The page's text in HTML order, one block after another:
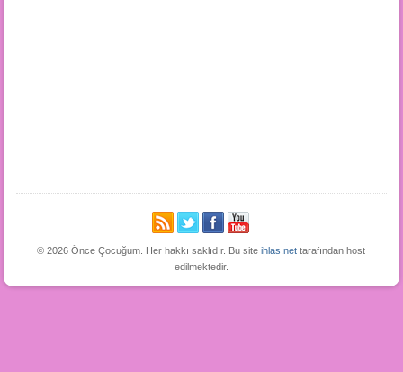
© 2026 Önce Çocuğum. Her hakkı saklıdır. Bu siteihlas.net tarafından host
edilmektedir.